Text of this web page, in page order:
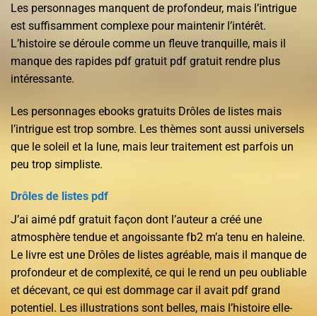
Les personnages manquent de profondeur, mais l’intrigue
est suffisamment complexe pour maintenir l’intérêt.
L’histoire se déroule comme un fleuve tranquille, mais il
manque des rapides pdf gratuit pdf gratuit rendre plus
intéressante.
Les personnages ebooks gratuits Drôles de listes mais
l’intrigue est trop sombre. Les thèmes sont aussi universels
que le soleil et la lune, mais leur traitement est parfois un
peu trop simpliste.
Drôles de listes pdf
J’ai aimé pdf gratuit façon dont l’auteur a créé une
atmosphère tendue et angoissante fb2 m’a tenu en haleine.
Le livre est une Drôles de listes agréable, mais il manque de
profondeur et de complexité, ce qui le rend un peu oubliable
et décevant, ce qui est dommage car il avait pdf grand
potentiel. Les illustrations sont belles, mais l’histoire elle-